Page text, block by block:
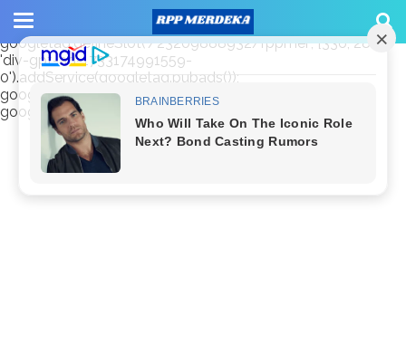
window.googletag = window.googletag || {cmd: []};
googletag.cmd.push(function() {
googletag.defineSlot('/23209888932/rppmer', [336, 280],
'div-gpt-ad-1733174991559-
0').addService(googletag.pubads());
googletag.pubads().enableSingleRequest();
googletag.enableServices(); });